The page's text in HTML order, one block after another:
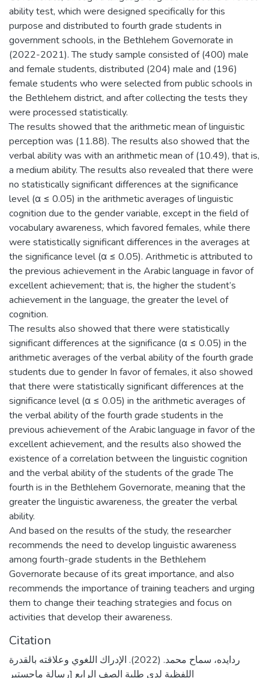
ability test, which were designed specifically for this
purpose and distributed to fourth grade students in
government schools, in the Bethlehem Governorate in
(2022-2021). The study sample consisted of (400) male
and female students, distributed (204) male and (196)
female students who were selected from public schools in
the Bethlehem district, and after collecting the tests they
were processed statistically.
The results showed that the arithmetic mean of linguistic
perception was (11.88). The results also showed that the
verbal ability was with an arithmetic mean of (10.49), that is,
a medium ability. The results also revealed that there were
no statistically significant differences at the significance
level (α ≤ 0.05) in the arithmetic averages of linguistic
cognition due to the gender variable, except in the field of
vocabulary awareness, which favored females, while there
were statistically significant differences in the averages at
the significance level (α ≤ 0.05). Arithmetic is attributed to
the previous achievement in the Arabic language in favor of
excellent achievement; that is, the higher the student’s
achievement in the language, the greater the level of
cognition.
The results also showed that there were statistically
significant differences at the significance (α ≤ 0.05) in the
arithmetic averages of the verbal ability of the fourth grade
students due to gender In favor of females, it also showed
that there were statistically significant differences at the
significance level (α ≤ 0.05) in the arithmetic averages of
the verbal ability of the fourth grade students in the
previous achievement of the Arabic language in favor of the
excellent achievement, and the results also showed the
existence of a correlation between the linguistic cognition
and the verbal ability of the students of the grade The
fourth is in the Bethlehem Governorate, meaning that the
greater the linguistic awareness, the greater the verbal
ability.
And based on the results of the study, the researcher
recommends the need to develop linguistic awareness
among fourth-grade students in the Bethlehem
Governorate because of its great importance, and also
recommends the importance of training teachers and urging
them to change their teaching strategies and focus on
activities that develop their awareness.
Citation
ردايده، سماح محمد. (2022). الإدراك اللغوي وعلاقته بالقدرة
اللفظية لدى طلبة الصف الرابع [رسالة ماجستير